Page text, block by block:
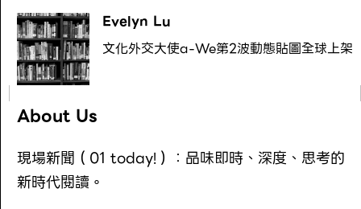
Evelyn Lu
文化外交大使a-We第2波動態貼圖全球上架
About Us
現場新聞（01 today!）：品味即時、深度、思考的
新時代閱讀。